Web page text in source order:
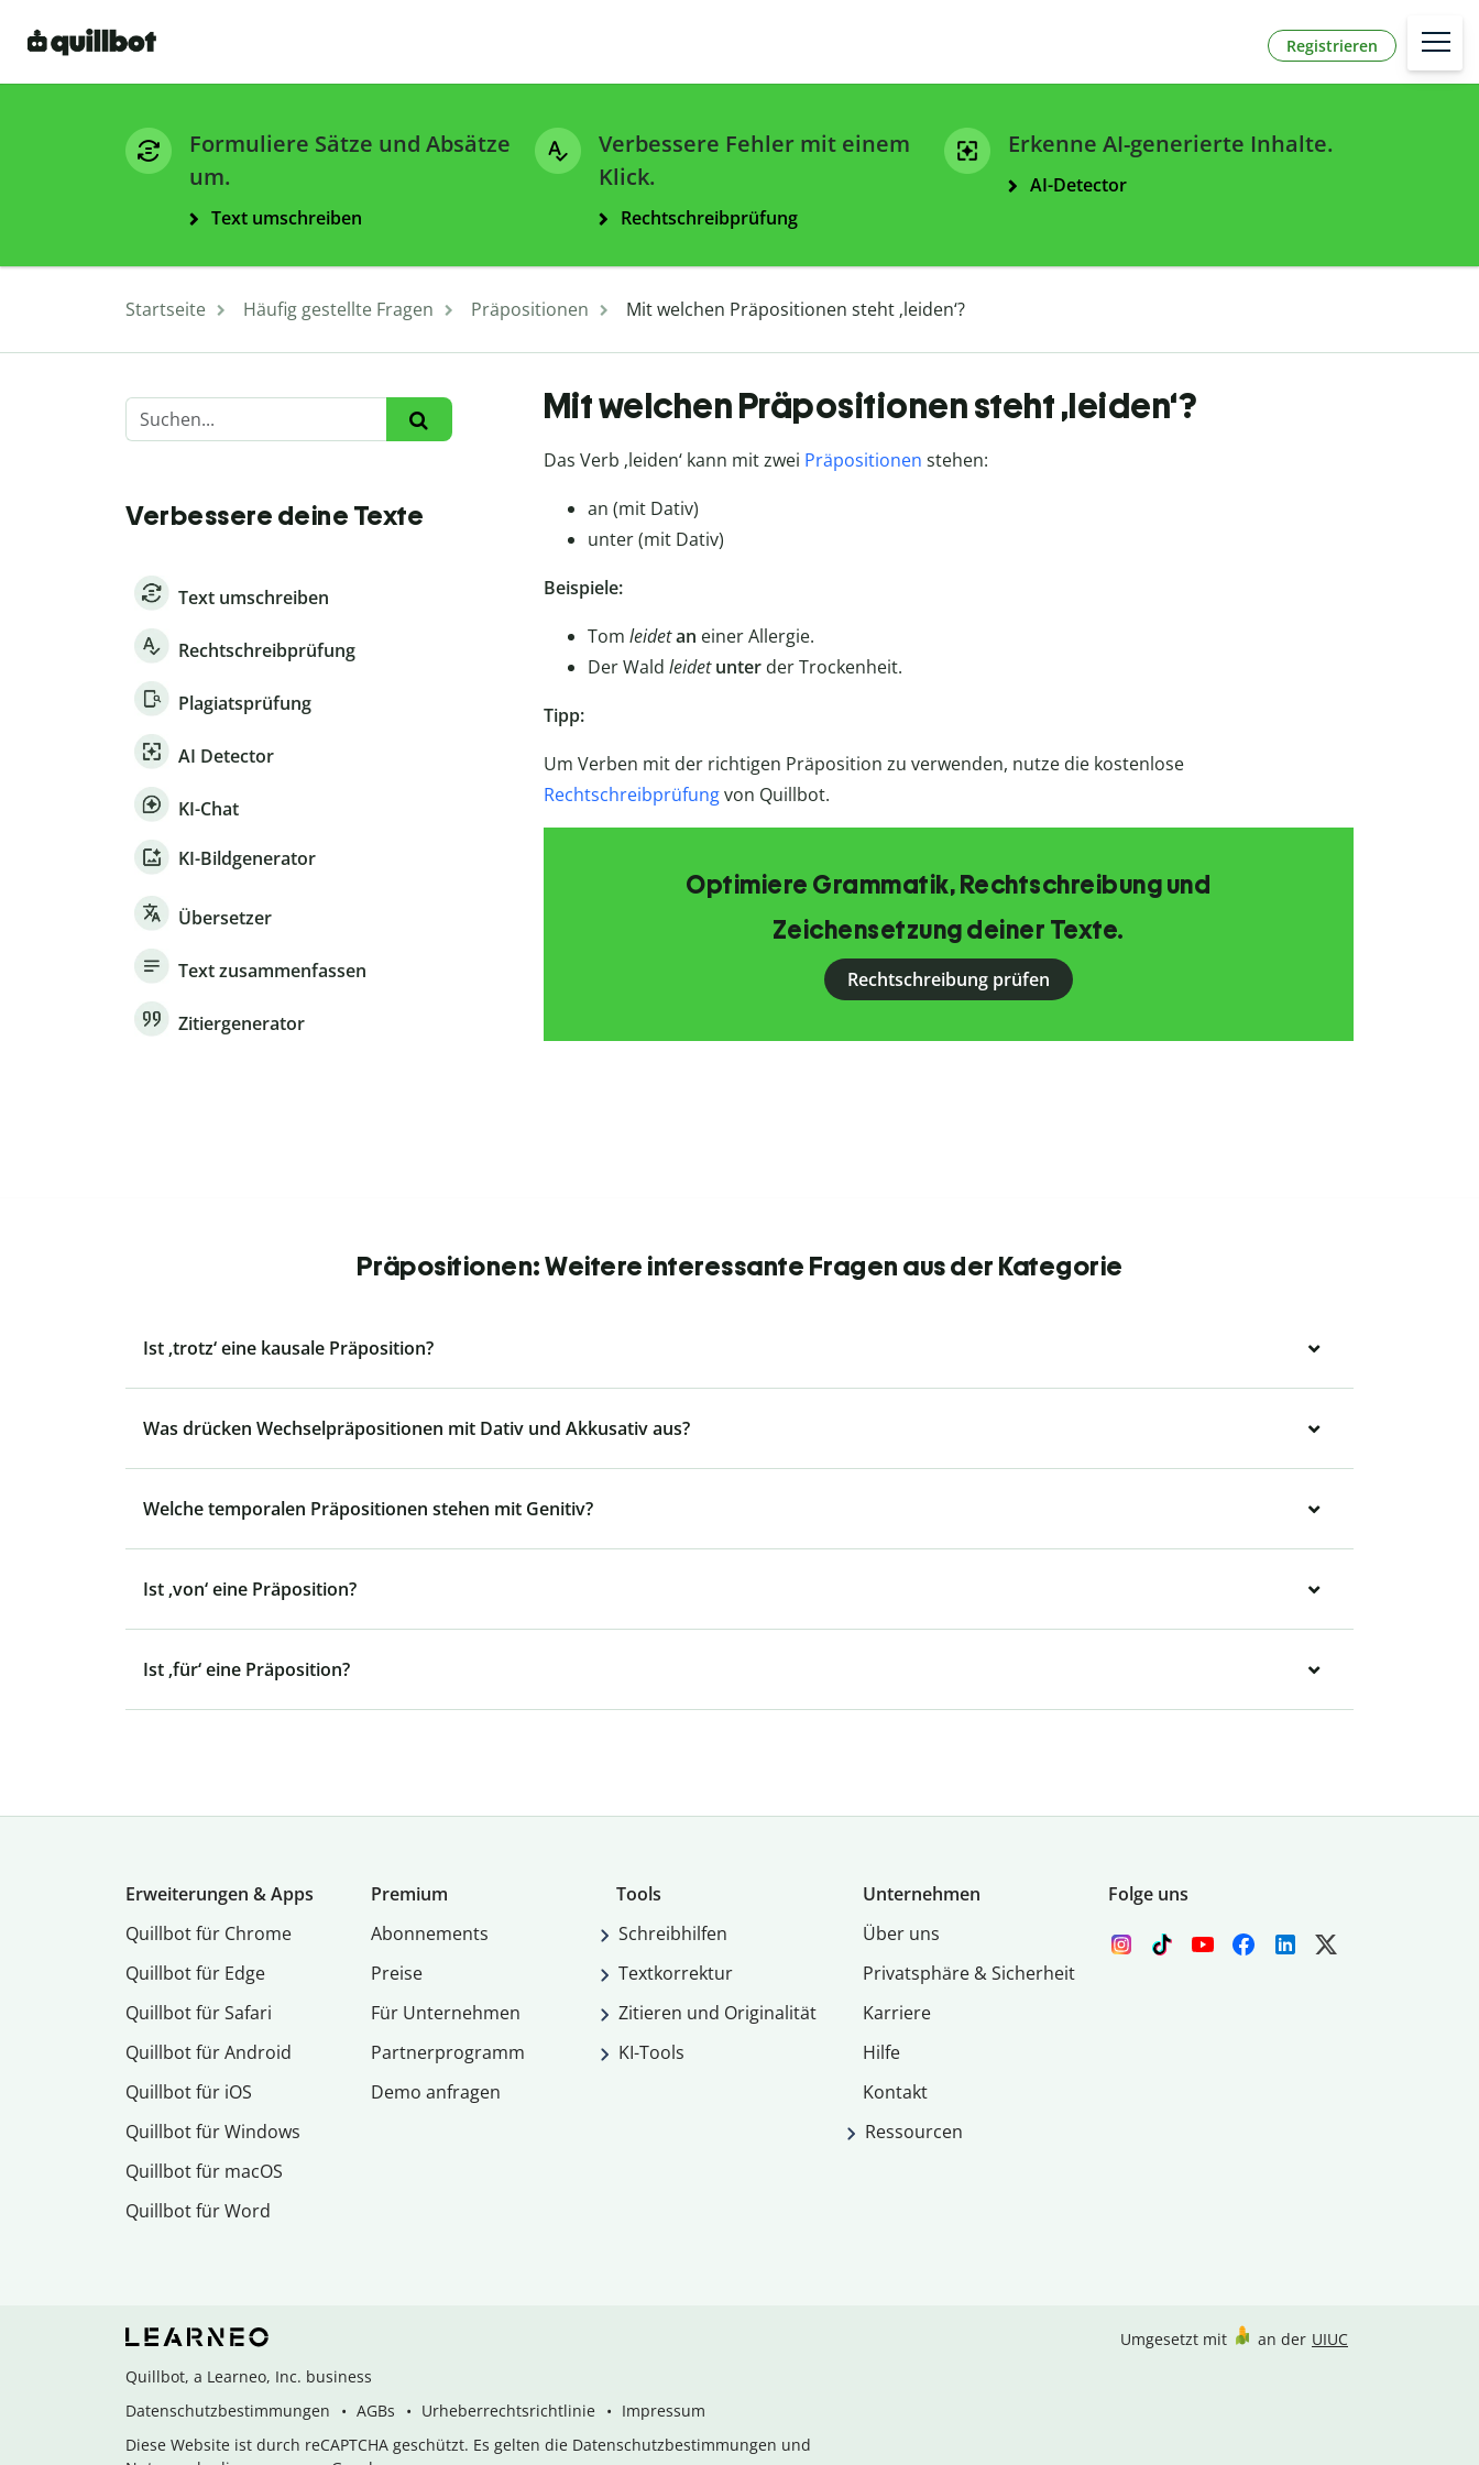
Registrieren
Formuliere Sätze und Absätze
um.
Text umschreiben
Verbessere Fehler mit einem
Klick.
Rechtschreibprüfung
Erkenne AI-generierte Inhalte.
AI-Detector
Startseite Häufig gestellte Fragen Präpositionen Mit welchen Präpositionen steht ‚leiden‘?
Verbessere deine Texte
Text umschreiben
Rechtschreibprüfung
Plagiatsprüfung
AI Detector
KI-Chat
KI-Bildgenerator
Übersetzer
Text zusammenfassen
Zitiergenerator
Mit welchen Präpositionen steht ‚leiden‘?
Das Verb ‚leiden‘ kann mit zwei Präpositionen stehen:
an (mit Dativ)
unter (mit Dativ)
Beispiele:
Tom leidetan einer Allergie.
Der Wald leidet unterder Trockenheit.
Tipp:
Um Verben mit der richtigen Präposition zu verwenden, nutze die kostenlose
Rechtschreibprüfungvon Quillbot.
Optimiere Grammatik, Rechtschreibung und
Zeichensetzung deiner Texte.
Rechtschreibung prüfen
Präpositionen: Weitere interessante Fragen aus der Kategorie
Ist ‚trotz‘ eine kausale Präposition?
Was drücken Wechselpräpositionen mit Dativ und Akkusativ aus?
Welche temporalen Präpositionen stehen mit Genitiv?
Ist ‚von‘ eine Präposition?
Ist ‚für‘ eine Präposition?
Erweiterungen & Apps
Quillbot für Chrome
Quillbot für Edge
Quillbot für Safari
Quillbot für Android
Quillbot für iOS
Quillbot für Windows
Quillbot für macOS
Quillbot für Word
Premium
Abon­ne­ments
Preise
Für Unternehmen
Partnerprogramm
Demo anfragen
Tools
Schreibhilfen
Textkorrektur
Zitieren und Originalität
KI-Tools
Unternehmen
Über uns
Privatsphäre & Sicherheit
Karriere
Hilfe
Kontakt
Ressourcen
Folge uns
Quillbot, a Learneo, Inc. business
Datenschutzbestimmungen
AGBs Urheberrechtsrichtlinie
Impressum
Diese Website ist durch reCAPTCHA geschützt. Es gelten die Datenschutzbestimmungen und
Umgesetzt mit an der UIUC